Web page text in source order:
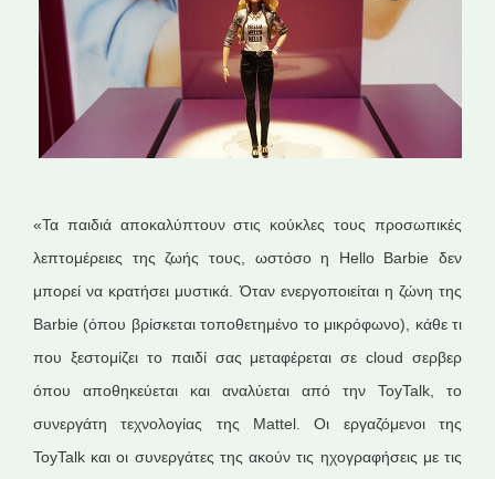
«Τα παιδιά αποκαλύπτουν στις κούκλες τους προσωπικές
λεπτομέρειες της ζωής τους, ωστόσο η Hello Barbie δεν
μπορεί να κρατήσει μυστικά. Όταν ενεργοποιείται η ζώνη της
Barbie (όπου βρίσκεται τοποθετημένο το μικρόφωνο), κάθε τι
που ξεστομίζει το παιδί σας μεταφέρεται σε cloud σερβερ
όπου αποθηκεύεται και αναλύεται από την ToyTalk, το
συνεργάτη τεχνολογίας της Mattel. Οι εργαζόμενοι της
ToyTalk και οι συνεργάτες της ακούν τις ηχογραφήσεις με τις